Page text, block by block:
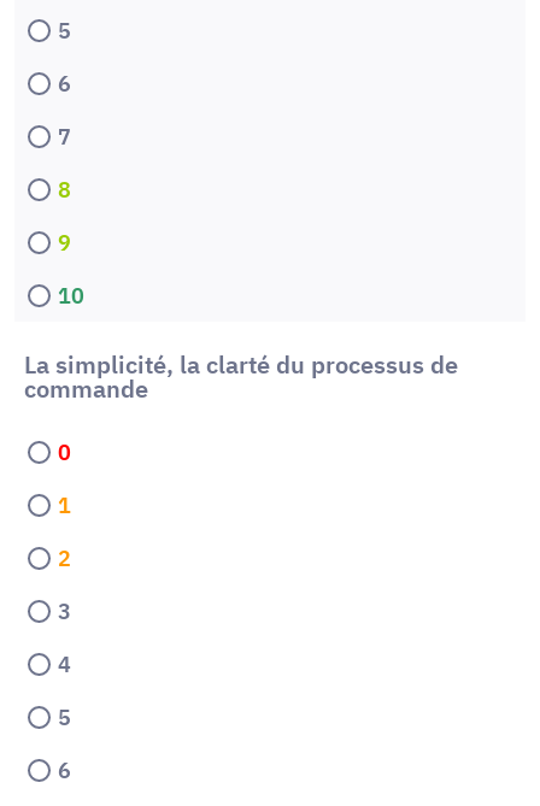
5
6
7
8
9
10
La simplicité, la clarté du processus de
commande
0
1
2
3
4
5
6